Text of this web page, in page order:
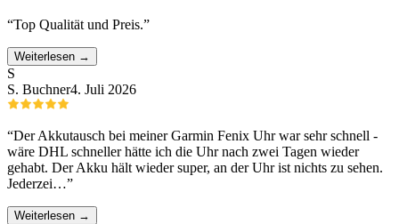
“Top Qualität und Preis.”
Weiterlesen →
S
S. Buchner4. Juli 2026
“Der Akkutausch bei meiner Garmin Fenix Uhr war sehr schnell -
wäre DHL schneller hätte ich die Uhr nach zwei Tagen wieder
gehabt. Der Akku hält wieder super, an der Uhr ist nichts zu sehen.
Jederzei…”
Weiterlesen →